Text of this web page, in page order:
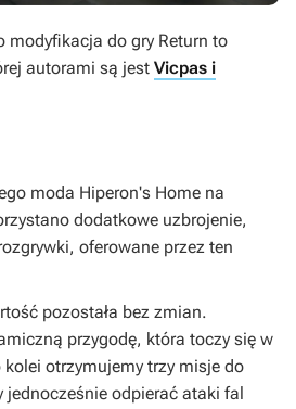
modyfikacja do gry Return to
autorami są jest Vicpas i
moda Hiperon's Home na
dodatkowe uzbrojenie,
oferowane przez ten
pozostała bez zmian.
przygodę, która toczy się w
otrzymujemy trzy misje do
odpierać ataki fal